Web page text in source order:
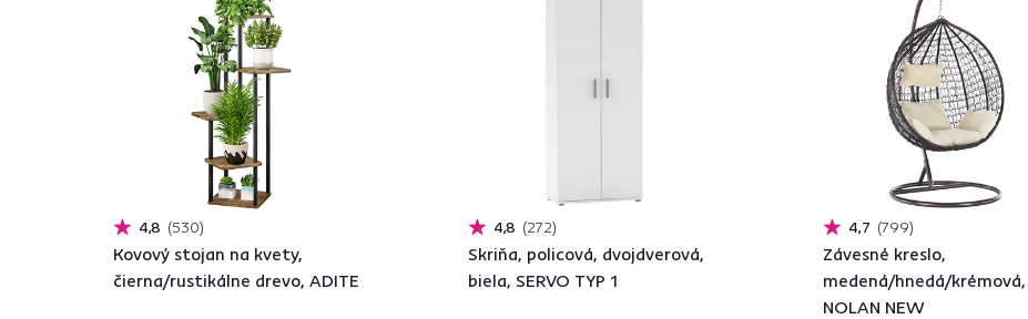
4,8 530
Kovový stojan na kvety,
čierna/rustikálne drevo, ADITE
4,8 272
Skriňa, policová, dvojdverová,
biela, SERVO TYP 1
4,7 799
Závesné kreslo,
medená/hnedá/krémová,
NOLAN NEW